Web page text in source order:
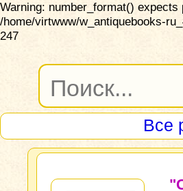
Warning: number_format()
/home/virtwww/w_antiquebooks-
247
Все